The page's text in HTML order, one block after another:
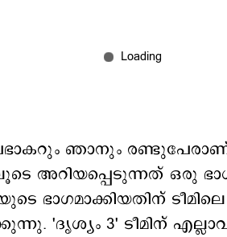
ഞാനും
അറിയപ്പെടുന്നത് ഒരു
ഭാഗമാക്കിയതിന്
'ദൃശ്യം 3' ടീമിന്